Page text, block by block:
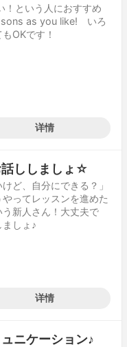
！という人におすすめ
as you like! いろ
OKです！
详情
話ししましょ☆
ど、自分にできる？」
ってレッスンを進めた
新人さん！大丈夫で
しょ♪
详情
ニケーション♪